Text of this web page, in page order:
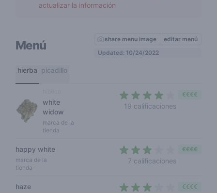
actualizar la información
Menú share menu image
editar menú
Updated: 10/24/2022
hierba picadillo
white
widow
marca de la
tienda
19 calificaciones
€€€€
happy white
marca de la
tienda
7 calificaciones
€€€€
haze €€€€